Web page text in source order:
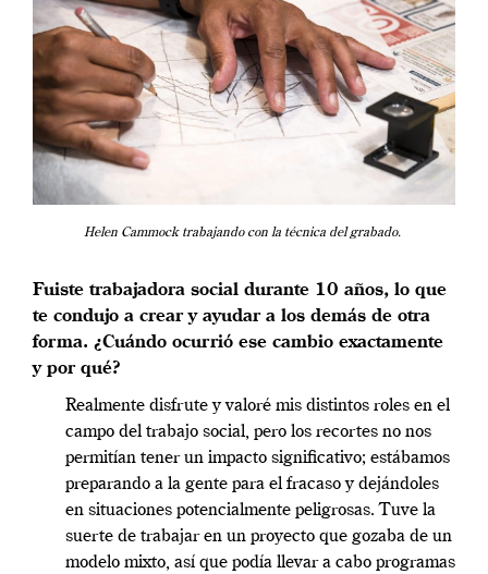
Helen Cammock trabajando con la técnica del grabado.
Fuiste trabajadora social durante 10 años, lo que
te condujo a crear y ayudar a los demás de otra
forma. ¿Cuándo ocurrió ese cambio exactamente
y por qué?
Realmente disfrute y valoré mis distintos roles en el
campo del trabajo social, pero los recortes no nos
permitían tener un impacto significativo; estábamos
preparando a la gente para el fracaso y dejándoles
en situaciones potencialmente peligrosas. Tuve la
suerte de trabajar en un proyecto que gozaba de un
modelo mixto, así que podía llevar a cabo programas